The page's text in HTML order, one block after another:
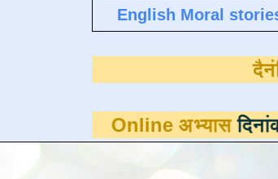
English Moral
Online अभ्यासदिनांक 31 मार्च